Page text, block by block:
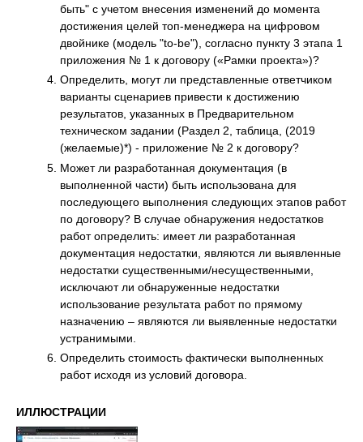
быть" с учетом внесения изменений до момента
достижения целей топ-менеджера на цифровом
двойнике (модель "to-be"), согласно пункту 3 этапа 1
приложения № 1 к договору («Рамки проекта»)?
Определить, могут ли представленные ответчиком
варианты сценариев привести к достижению
результатов, указанных в Предварительном
техническом задании (Раздел 2, таблица, (2019
(желаемые)*) - приложение № 2 к договору?
Может ли разработанная документация (в
выполненной части) быть использована для
последующего выполнения следующих этапов работ
по договору? В случае обнаружения недостатков
работ определить: имеет ли разработанная
документация недостатки, являются ли выявленные
недостатки существенными/несущественными,
исключают ли обнаруженные недостатки
использование результата работ по прямому
назначению – являются ли выявленные недостатки
устранимыми.
Определить стоимость фактически выполненных
работ исходя из условий договора.
ИЛЛЮСТРАЦИИ